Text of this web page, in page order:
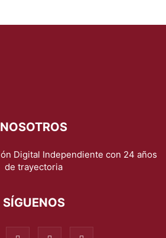
NOSOTROS
Digital Independiente con 24 años
de trayectoria
SÍGUENOS